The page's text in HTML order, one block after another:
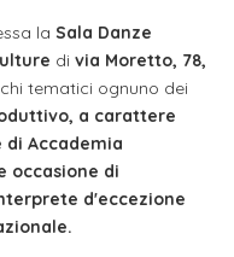
la Sala Danze
di via Moretto, 78,
tematici ognuno dei
a carattere
Accademia
occasione di
d'eccezione